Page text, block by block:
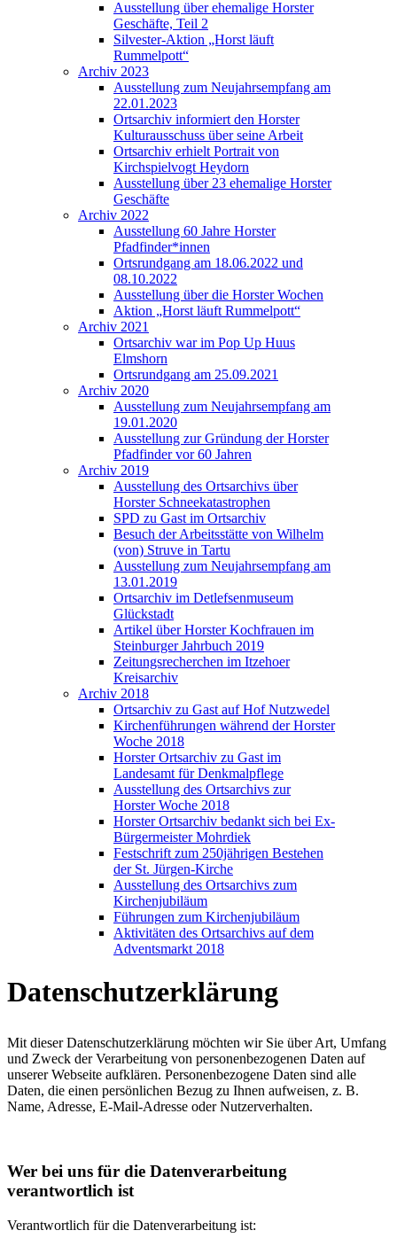
Ausstellung über ehemalige Horster
Geschäfte, Teil 2
Silvester-Aktion „Horst läuft
Rummelpott“
Archiv 2023
Ausstellung zum Neujahrsempfang am
22.01.2023
Ortsarchiv informiert den Horster
Kulturausschuss über seine Arbeit
Ortsarchiv erhielt Portrait von
Kirchspielvogt Heydorn
Ausstellung über 23 ehemalige Horster
Geschäfte
Archiv 2022
Ausstellung 60 Jahre Horster
Pfadfinder*innen
Ortsrundgang am 18.06.2022 und
08.10.2022
Ausstellung über die Horster Wochen
Aktion „Horst läuft Rummelpott“
Archiv 2021
Ortsarchiv war im Pop Up Huus
Elmshorn
Ortsrundgang am 25.09.2021
Archiv 2020
Ausstellung zum Neujahrsempfang am
19.01.2020
Ausstellung zur Gründung der Horster
Pfadfinder vor 60 Jahren
Archiv 2019
Ausstellung des Ortsarchivs über
Horster Schneekatastrophen
SPD zu Gast im Ortsarchiv
Besuch der Arbeitsstätte von Wilhelm
(von) Struve in Tartu
Ausstellung zum Neujahrsempfang am
13.01.2019
Ortsarchiv im Detlefsenmuseum
Glückstadt
Artikel über Horster Kochfrauen im
Steinburger Jahrbuch 2019
Zeitungsrecherchen im Itzehoer
Kreisarchiv
Archiv 2018
Ortsarchiv zu Gast auf Hof Nutzwedel
Kirchenführungen während der Horster
Woche 2018
Horster Ortsarchiv zu Gast im
Landesamt für Denkmalpflege
Ausstellung des Ortsarchivs zur
Horster Woche 2018
Horster Ortsarchiv bedankt sich bei Ex-
Bürgermeister Mohrdiek
Festschrift zum 250jährigen Bestehen
der St. Jürgen-Kirche
Ausstellung des Ortsarchivs zum
Kirchenjubiläum
Führungen zum Kirchenjubiläum
Aktivitäten des Ortsarchivs auf dem
Adventsmarkt 2018
Datenschutzerklärung
Mit dieser Datenschutzerklärung möchten wir Sie über Art, Umfang
und Zweck der Verarbeitung von personenbezogenen Daten auf
unserer Webseite aufklären. Personenbezogene Daten sind alle
Daten, die einen persönlichen Bezug zu Ihnen aufweisen, z. B.
Name, Adresse, E-Mail-Adresse oder Nutzerverhalten.
Wer bei uns für die Datenverarbeitung
verantwortlich ist
Verantwortlich für die Datenverarbeitung ist: